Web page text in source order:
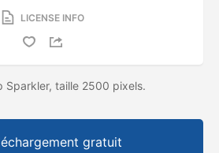
LICENSE INFO
Sparkler, taille 2500 pixels.
gratuit